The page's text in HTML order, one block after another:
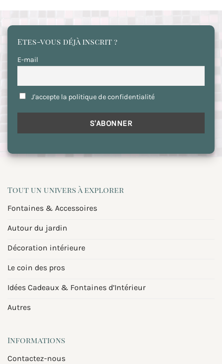
Etes-vous déjà inscrit ?
E-mail
J'accepte la politique de confidentialité
Tout un univers à explorer
Fontaines & Accessoires
Autour du jardin
Décoration intérieure
Le coin des pros
Idées Cadeaux & Fontaines d’Intérieur
Autres
Informations
Contactez-nous